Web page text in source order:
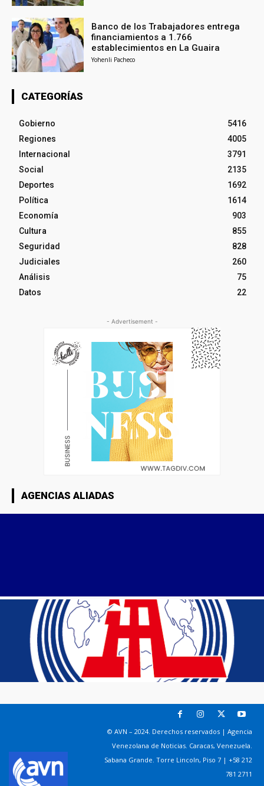
Banco de los Trabajadores entrega
financiamientos a 1.766
establecimientos en La Guaira
Yohenli Pacheco
CATEGORÍAS
Gobierno
5416
Regiones
4005
Internacional
3791
Social
2135
Deportes
1692
Política
1614
Economía
903
Cultura
855
Seguridad
828
Judiciales
260
Análisis
75
Datos
22
- Advertisement -
AGENCIAS ALIADAS
© AVN – 2024. Derechos reservados | Agencia
Venezolana de Noticias. Caracas, Venezuela.
Sabana Grande. Torre Lincoln, Piso 7 | +58 212
781 2711